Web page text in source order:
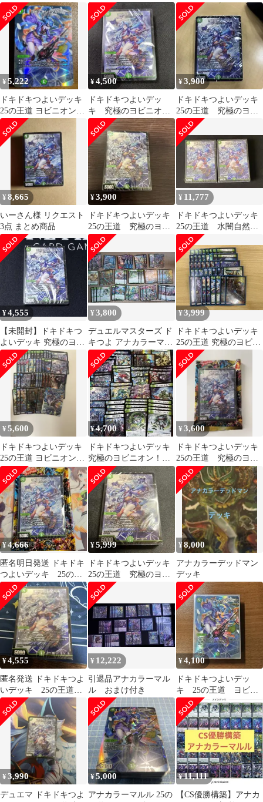
ル 未開封
ヨビニオンマルル 未開
封
¥5,222
ドキドキつよいデッキ
25の王道 ヨビニオン・
マルルデッキ
¥4,500
ドキドキつよいデッ
キ 究極のヨビニオン!
水闇自然マルルデッキ
¥3,900
ドキドキつよいデッキ
25の王道 究極のヨビ
ニオン！水闇自然マル
ルデッキ 未開封
¥8,665
いーさん様 リクエスト
3点 まとめ商品
¥3,900
ドキドキつよいデッキ
25の王道 究極のヨビ
ニオン！水闇自然マル
ルデッキ 未開封
¥ 11,777
ドキドキつよいデッキ
25の王道 水闇自然マ
ルルデッキ 2個
¥4,555
【未開封】ドキドキつ
よいデッキ 究極のヨビ
ニオン！水闇自然マル
ルデッキ
¥3,800
デュエルマスターズ ド
キつよ アナカラーマル
ル
¥3,999
ドキドキつよいデッキ
25の王道 究極のヨビニ
オン！水闇自然マルル
デッキ
¥5,600
ドキドキつよいデッキ
25の王道 ヨビニオン・
マルルデッキ
¥4,700
ドキドキつよいデッキ
究極のヨビニオン！水
闇自然マルルデッキ
アナカラーマルル
¥3,600
ドキドキつよいデッキ
25の王道 究極のヨビ
ニオン！水闇自然マル
ルデッキ 未開封
¥4,666
匿名明日発送 ドキドキ
つよいデッキ 25の王
道 ヨビニオンマルル
未開封
¥5,999
ドキドキつよいデッキ
25の王道 究極のヨビ
ニオン！水闇自然マル
ルデッキ 未開封
¥8,000
アナカラーデッドマン
デッキ
¥4,555
匿名発送 ドキドキつよ
いデッキ 25の王道
ヨビニオンマルル 未開
封
¥ 12,222
引退品アナカラーマル
ル おまけ付き
¥4,100
ドキドキつよいデッ
キ 25の王道 ヨビニ
オンマルル
¥3,990
デュエマ ドキドキつよ
¥5,000
アナカラーマルル 25の
¥11,111
【CS優勝構築】アナカ